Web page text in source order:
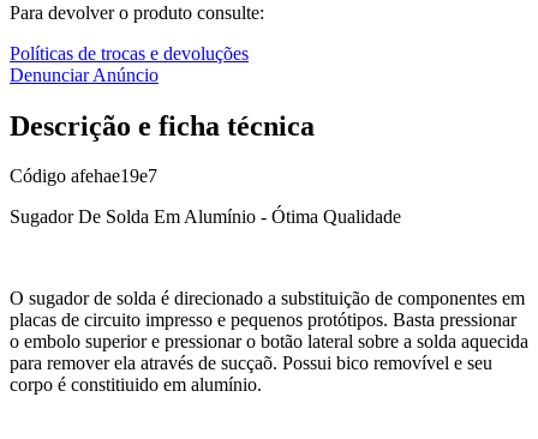
Para devolver o produto consulte:
Políticas de trocas e devoluções
Denunciar Anúncio
Descrição e ficha técnica
Código afehae19e7
Sugador De Solda Em Alumínio - Ótima Qualidade
O sugador de solda é direcionado a substituição de componentes em
placas de circuito impresso e pequenos protótipos. Basta pressionar
o embolo superior e pressionar o botão lateral sobre a solda aquecida
para remover ela através de sucçaõ. Possui bico removível e seu
corpo é constitiuido em alumínio.